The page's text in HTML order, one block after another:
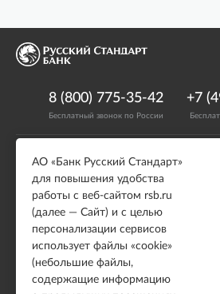
8 (800) 775-35-42
Бесплатный звонок по России
+7
Возможности
Выставление счета
HTML форма
IFRAME форма
JSON API
АО «Банк Русский Стандарт»
для повышения удобства
работы с веб-сайтом rsb.ru
(далее — Сайт) и с целью
персонализации сервисов
использует файлы «cookie»
(небольшие файлы,
содержащие информацию